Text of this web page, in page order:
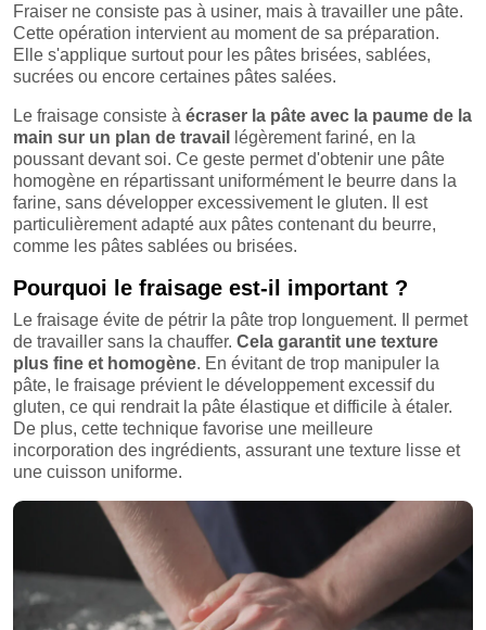
Fraiser ne consiste pas à usiner, mais à travailler une pâte.
Cette opération intervient au moment de sa préparation.
Elle s'applique surtout pour les pâtes brisées, sablées,
sucrées ou encore certaines pâtes salées.
Le fraisage consiste à écraser la pâte avec la paume de la
main sur un plan de travail
légèrement fariné, en la
poussant devant soi. Ce geste permet d'obtenir une pâte
homogène en répartissant uniformément le beurre dans la
farine, sans développer excessivement le gluten. Il est
particulièrement adapté aux pâtes contenant du beurre,
comme les pâtes sablées ou brisées.
Pourquoi le fraisage est-il important ?
Le fraisage évite de pétrir la pâte trop longuement. Il permet
de travailler sans la chauffer. Cela garantit une texture
plus fine et homogène. En évitant de trop manipuler la
pâte, le fraisage prévient le développement excessif du
gluten, ce qui rendrait la pâte élastique et difficile à étaler.
De plus, cette technique favorise une meilleure
incorporation des ingrédients, assurant une texture lisse et
une cuisson uniforme.